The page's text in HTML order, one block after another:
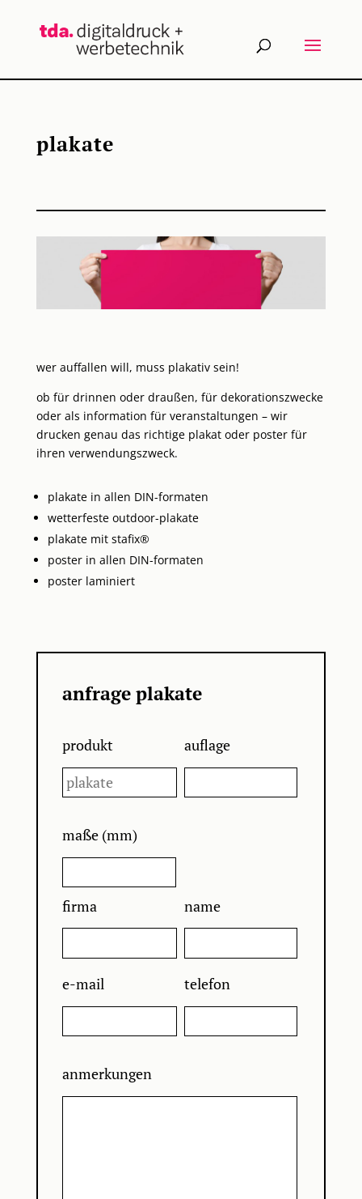
plakate
wer auffallen will, muss plakativ sein!
ob für drinnen oder draußen, für dekorationszwecke
oder als information für veranstaltungen – wir
drucken genau das richtige plakat oder poster für
ihren verwendungszweck.
plakate in allen DIN-formaten
wetterfeste outdoor-plakate
plakate mit stafix®
poster in allen DIN-formaten
poster laminiert
anfrage plakate
produkt auflage
maße (mm)
firma name
e-mail telefon
anmerkungen